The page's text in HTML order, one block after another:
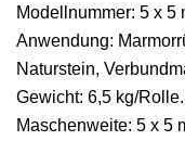
Modellnummer: 5 x 5
Anwendung:
Naturstein,
Gewicht: 6,5 kg/
Maschenweite: 5 x 5